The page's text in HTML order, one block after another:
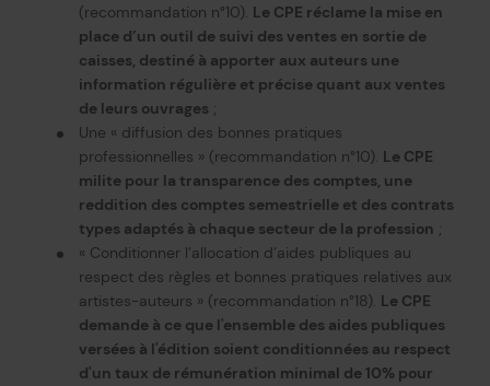
(recommandation n°10). Le CPE réclame la mise en
place d’un outil de suivi des ventes en sortie de
caisses, destiné à apporter aux auteurs une
information régulière et précise quant aux ventes
de leurs ouvrages ;
Une « diffusion des bonnes pratiques
professionnelles » (recommandation n°10). Le CPE
milite pour la transparence des comptes, une
reddition des comptes semestrielle et des contrats
types adaptés à chaque secteur de la profession ;
« Conditionner l’allocation d’aides publiques au
respect des règles et bonnes pratiques relatives aux
artistes-auteurs » (recommandation n°18). Le CPE
demande à ce que l'ensemble des aides publiques
versées à l'édition soient conditionnées au respect
d'un taux de rémunération minimal de 10% pour